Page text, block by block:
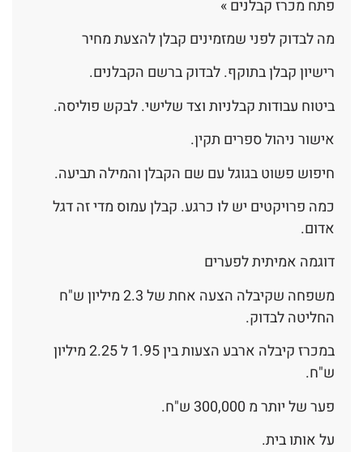
פתח מכרז קבלנים »
מה לבדוק לפני שמזמינים קבלן להצעת מחיר
רישיון קבלן בתוקף. לבדוק ברשם הקבלנים.
ביטוח עבודות קבלניות וצד שלישי. לבקש פוליסה.
אישור ניהול ספרים תקין.
חיפוש פשוט בגוגל עם שם הקבלן והמילה תביעה.
כמה פרויקטים יש לו כרגע. קבלן עמוס מדי זה דגל
אדום.
דוגמה אמיתית לפערים
משפחה שקיבלה הצעה אחת של 2.3 מיליון ש"ח
החליטה לבדוק.
במכרז קיבלה ארבע הצעות בין 1.95 ל 2.25 מיליון
ש"ח.
פער של יותר מ 300,000 ש"ח.
על אותו בית.